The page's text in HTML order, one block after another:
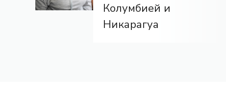
Колумбией и
Никарагуа